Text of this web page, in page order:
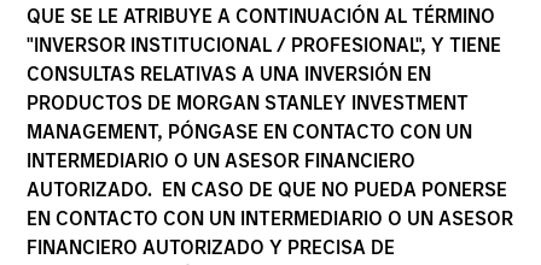
QUE SE LE ATRIBUYE A CONTINUACIÓN AL TÉRMINO
"INVERSOR INSTITUCIONAL / PROFESIONAL", Y TIENE
CONSULTAS RELATIVAS A UNA INVERSIÓN EN
PRODUCTOS DE MORGAN STANLEY INVESTMENT
MANAGEMENT, PÓNGASE EN CONTACTO CON UN
INTERMEDIARIO O UN ASESOR FINANCIERO
AUTORIZADO. EN CASO DE QUE NO PUEDA PONERSE
EN CONTACTO CON UN INTERMEDIARIO O UN ASESOR
FINANCIERO AUTORIZADO Y PRECISA DE